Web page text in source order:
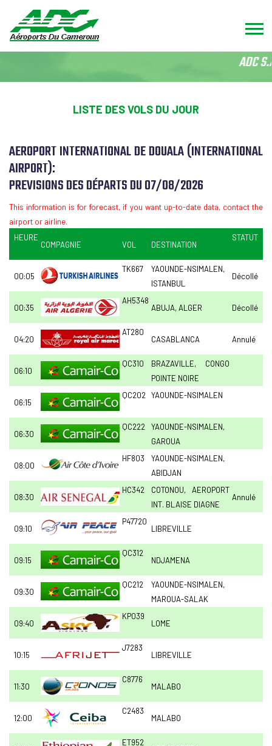
ADC
LISTE DES VOLS DU JOUR
AEROPORT INTERNATIONAL DE DOUALA (INTERNATIONAL
AIRPORT):
PREVISIONS DES DÉPARTS DU 07/08/2026
This information is for forecast, if you want up-to-date data, contact the
airport or airline.
HEURE
COMPAGNIE VOL DESTINATION
STATUT
00:05
TK667
YAOUNDE-NSIMALEN,
ISTANBUL
Décollé
00:35
AH5348
ABUJA, ALGER Décollé
04:20
AT280
CASABLANCA Annulé
06:10
QC310
BRAZAVILLE, CONGO
POINTE NOIRE
06:15
QC202 YAOUNDE-NSIMALEN
06:30
QC222
YAOUNDE-NSIMALEN,
GAROUA
08:00
HF803
YAOUNDE-NSIMALEN,
ABIDJAN
08:30
HC342
COTONOU, AEROPORT
INT. BLAISE DIAGNE
Annulé
09:10
P47720
LIBREVILLE
09:15
QC312
NDJAMENA
09:30
QC212
YAOUNDE-NSIMALEN,
MAROUA-SALAK
09:40
KP039
LOME
10:15
J7283
LIBREVILLE
11:30
C8776
MALABO
12:00
C2483
MALABO
ET952